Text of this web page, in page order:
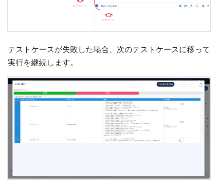
テストケースが失敗した場合、次のテストケースに移って
実行を継続します。